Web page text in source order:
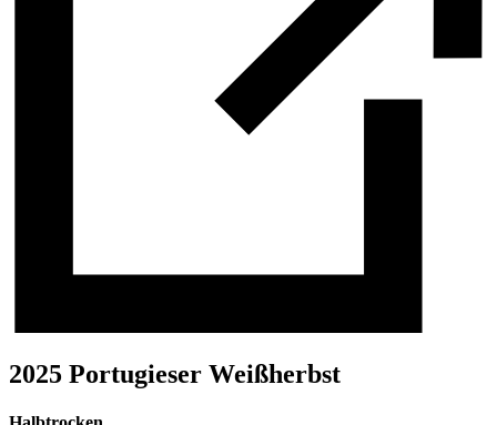
2025 Portugieser Weißherbst